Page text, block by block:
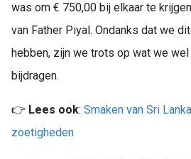
was om € 750,00 bij elkaar te
van Father Piyal. Ondanks dat we
hebben, zijn we trots op wat we wel
bijdragen.
👉 Lees ook: Smaken van Sri
zoetigheden